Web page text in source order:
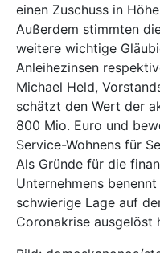
einen Zuschuss in
Außerdem stimmten
weitere wichtige
Anleihezinsen
Michael Held,
schätzt den Wert der
800 Mio. Euro und
Service-Wohnens für
Als Gründe für die
Unternehmens
schwierige Lage auf
Coronakrise ausgelöst